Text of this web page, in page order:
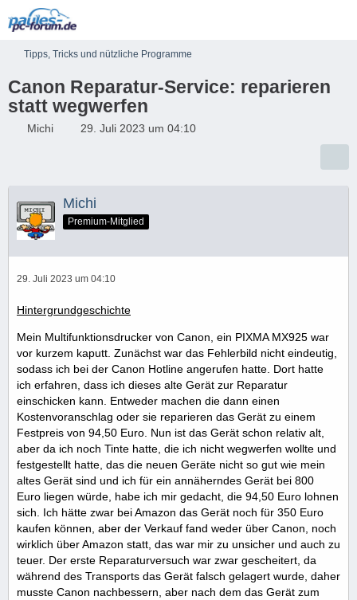
Tipps, Tricks und nützliche Programme
Canon Reparatur-Service: reparieren
statt wegwerfen
Michi 29. Juli 2023 um 04:10
Michi
Premium-Mitglied
29. Juli 2023 um 04:10
Hintergrundgeschichte
Mein Multifunktionsdrucker von Canon, ein PIXMA MX925 war
vor kurzem kaputt. Zunächst war das Fehlerbild nicht eindeutig,
sodass ich bei der Canon Hotline angerufen hatte. Dort hatte
ich erfahren, dass ich dieses alte Gerät zur Reparatur
einschicken kann. Entweder machen die dann einen
Kostenvoranschlag oder sie reparieren das Gerät zu einem
Festpreis von 94,50 Euro. Nun ist das Gerät schon relativ alt,
aber da ich noch Tinte hatte, die ich nicht wegwerfen wollte und
festgestellt hatte, das die neuen Geräte nicht so gut wie mein
altes Gerät sind und ich für ein annäherndes Gerät bei 800
Euro liegen würde, habe ich mir gedacht, die 94,50 Euro lohnen
sich. Ich hätte zwar bei Amazon das Gerät noch für 350 Euro
kaufen können, aber der Verkauf fand weder über Canon, noch
wirklich über Amazon statt, das war mir zu unsicher und auch zu
teuer. Der erste Reparaturversuch war zwar gescheitert, da
während des Transports das Gerät falsch gelagert wurde, daher
musste Canon nachbessern, aber nach dem das Gerät zum